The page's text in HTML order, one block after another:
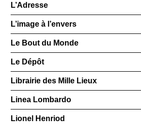
L’Adresse
L’image à l’envers
Le Bout du Monde
Le Dépôt
Librairie des Mille Lieux
Linea Lombardo
Lionel Henriod